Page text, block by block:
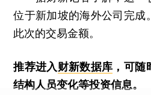
位于新加坡的海外公司完成
此次的交易金额。
推荐进入财新数据库 ，可随
结构人员变化等投资信息。